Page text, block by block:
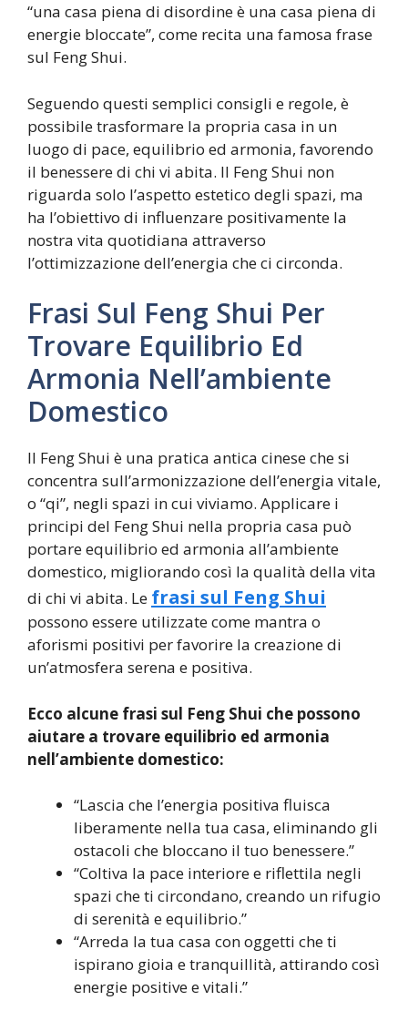
“una casa piena di disordine è una casa piena di
energie bloccate”, come recita una famosa frase
sul Feng Shui.
Seguendo questi semplici consigli e regole, è
possibile trasformare la propria casa in un
luogo di pace, equilibrio ed armonia, favorendo
il benessere di chi vi abita. Il Feng Shui non
riguarda solo l’aspetto estetico degli spazi, ma
ha l’obiettivo di influenzare positivamente la
nostra vita quotidiana attraverso
l’ottimizzazione dell’energia che ci circonda.
Frasi Sul Feng Shui Per
Trovare Equilibrio Ed
Armonia Nell’ambiente
Domestico
Il Feng Shui è una pratica antica cinese che si
concentra sull’armonizzazione dell’energia vitale,
o “qi”, negli spazi in cui viviamo. Applicare i
principi del Feng Shui nella propria casa può
portare equilibrio ed armonia all’ambiente
domestico, migliorando così la qualità della vita
di chi vi abita. Le frasi sul Feng Shui
possono essere utilizzate come mantra o
aforismi positivi per favorire la creazione di
un’atmosfera serena e positiva.
Ecco alcune frasi sul Feng Shui che possono
aiutare a trovare equilibrio ed armonia
nell’ambiente domestico:
“Lascia che l’energia positiva fluisca
liberamente nella tua casa, eliminando gli
ostacoli che bloccano il tuo benessere.”
“Coltiva la pace interiore e riflettila negli
spazi che ti circondano, creando un rifugio
di serenità e equilibrio.”
“Arreda la tua casa con oggetti che ti
ispirano gioia e tranquillità, attirando così
energie positive e vitali.”